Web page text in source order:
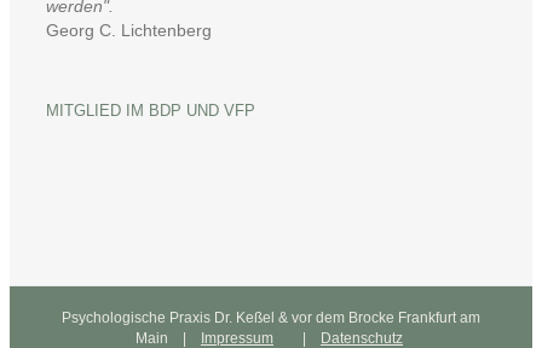
werden".
Georg C. Lichtenberg
MITGLIED IM BDP UND VFP
Psychologische Praxis Dr. Keßel & vor dem Brocke Frankfurt am
Main |
Impressum Datenschutz